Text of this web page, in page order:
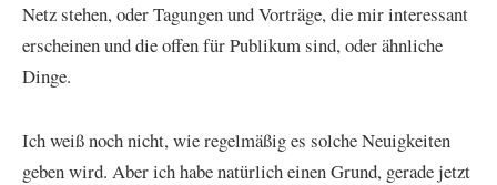
Netz stehen, oder Tagungen und Vorträge, die mir interessant
erscheinen und die offen für Publikum sind, oder ähnliche
Dinge.
Ich weiß noch nicht, wie regelmäßig es solche Neuigkeiten
geben wird. Aber ich habe natürlich einen Grund, gerade jetzt